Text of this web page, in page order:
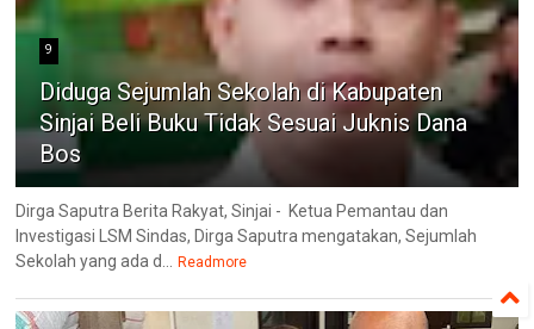
9
Diduga Sejumlah Sekolah di Kabupaten
Sinjai Beli Buku Tidak Sesuai Juknis Dana
Bos
Dirga Saputra Berita Rakyat, Sinjai - Ketua Pemantau dan
Investigasi LSM Sindas, Dirga Saputra mengatakan, Sejumlah
Sekolah yang ada d...
Readmore